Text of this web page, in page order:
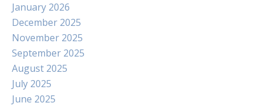
January 2026
December 2025
November 2025
September 2025
August 2025
July 2025
June 2025